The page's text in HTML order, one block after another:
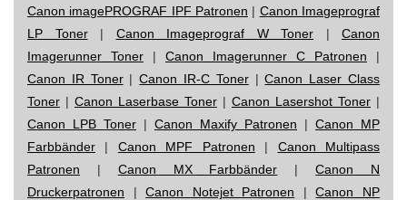
Canon imagePROGRAF IPF Patronen | Canon Imageprograf
LP Toner| Canon Imageprograf W Toner | Canon
Imagerunner Toner | Canon Imagerunner C Patronen |
Canon IR Toner|Canon IR-C Toner|Canon Laser Class
Toner | Canon Laserbase Toner | Canon Lasershot Toner |
Canon LPB Toner | Canon Maxify Patronen | Canon MP
Farbbänder | Canon MPF Patronen | Canon Multipass
Patronen | Canon MX Farbbänder |Canon N
Druckerpatronen |Canon Notejet Patronen |Canon NP